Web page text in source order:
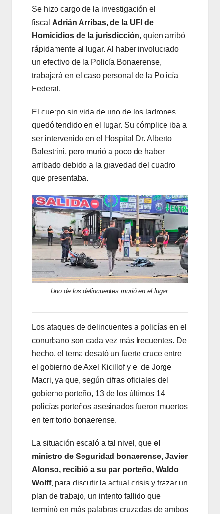
Se hizo cargo de la investigación el
fiscal Adrián Arribas, de la UFI de
Homicidios de la jurisdicción, quien arribó
rápidamente al lugar. Al haber involucrado
un efectivo de la Policía Bonaerense,
trabajará en el caso personal de la Policía
Federal.
El cuerpo sin vida de uno de los ladrones
quedó tendido en el lugar. Su cómplice iba a
ser intervenido en el Hospital Dr. Alberto
Balestrini, pero murió a poco de haber
arribado debido a la gravedad del cuadro
que presentaba.
Uno de los delincuentes murió en el lugar.
Los ataques de delincuentes a policías en el
conurbano son cada vez más frecuentes. De
hecho, el tema desató un fuerte cruce entre
el gobierno de Axel Kicillof y el de Jorge
Macri, ya que, según cifras oficiales del
gobierno porteño, 13 de los últimos 14
policías porteños asesinados fueron muertos
en territorio bonaerense.
La situación escaló a tal nivel, que el
ministro de Seguridad bonaerense, Javier
Alonso, recibió a su par porteño, Waldo
Wolff, para discutir la actual crisis y trazar un
plan de trabajo, un intento fallido que
terminó en más palabras cruzadas de ambos